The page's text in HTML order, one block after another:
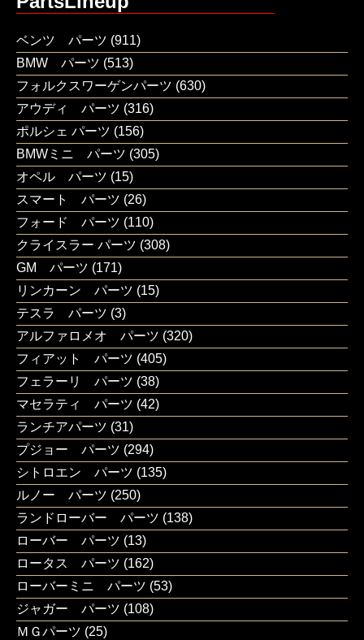
ベンツ パーツ (911)
BMW パーツ (513)
フォルクスワーゲンパーツ (630)
アウディ パーツ (316)
ポルシェ パーツ (156)
BMWミニ パーツ (305)
オペル パーツ (15)
スマート パーツ (26)
フォード パーツ (110)
クライスラー パーツ (308)
GM パーツ (171)
リンカーン パーツ (15)
テスラ パーツ (3)
アルファロメオ パーツ (320)
フィアット パーツ (405)
フェラーリ パーツ (38)
マセラティ パーツ (42)
ランチアパーツ (31)
プジョー パーツ (294)
シトロエン パーツ (135)
ルノー パーツ (250)
ランドローバー パーツ (138)
ローバー パーツ (13)
ロータス パーツ (162)
ローバーミニ パーツ (53)
ジャガー パーツ (108)
ＭＧパーツ (25)